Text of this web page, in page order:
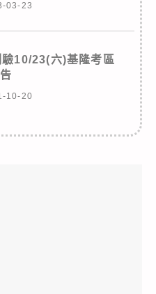
03-23
10/23(六)基隆考區
10-20